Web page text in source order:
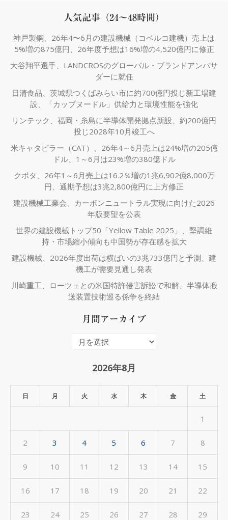
人気記事（24～48時間）
神戸製鋼、26年4〜6月の建設機械（コベルコ建機）売上は
5%増の875億円、26年度予想は16%増の4,520億円に修正
大谷翔平選手、LANDCROSのグローバル・ブランドアンバサ
ダーに就任
日清食品、茨城県つくばみらい市に約700億円投じ新工場建
設、「カップヌードル」供給力と環境性能を強化
リンテック、福岡・糸島に半導体開発拠点新設、約200億円
投じ2028年10月竣工へ
米キャタピラー（CAT）、26年4～6月売上は24%増の205億
ドル、1～6月は23%増の380億ドル
クボタ、26年1～6月売上は16.2％増の1兆6,902億8,000万
円、通期予想は3兆2,800億円に上方修正
建設機械工業会、カーボンニュートラル実現に向けた2026
年版要望を公表
世界の建設機械トップ50「Yellow Table 2025」、堅調維
持・市場縮小傾向も中国勢が存在感を拡大
建設機械、2026年度出荷は横ばいの3兆733億円と予測、建
機工が需要見通し発表
川崎重工、ローツェとの米国特許侵害訴訟で和解、半導体搬
送装置技術巡る係争を終結
月間アーカイブ
イ
2026年8月
日 月 火 水 木 金 土
1
2 3 4 5 6 7 8
9 10 11 12 13 14 15
16 17 18 19 20 21 22
23 24 25 26 27 28 29